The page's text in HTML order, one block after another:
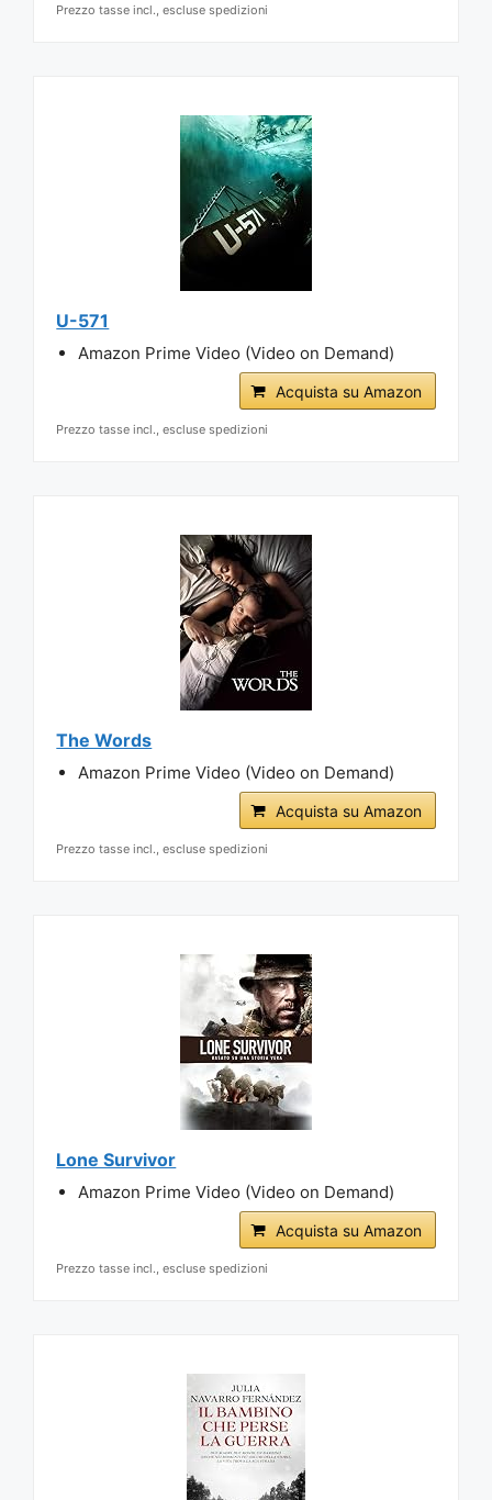
Prezzo tasse incl., escluse spedizioni
U-571
Amazon Prime Video (Video on Demand)
Acquista su Amazon
Prezzo tasse incl., escluse spedizioni
The Words
Amazon Prime Video (Video on Demand)
Acquista su Amazon
Prezzo tasse incl., escluse spedizioni
Lone Survivor
Amazon Prime Video (Video on Demand)
Acquista su Amazon
Prezzo tasse incl., escluse spedizioni